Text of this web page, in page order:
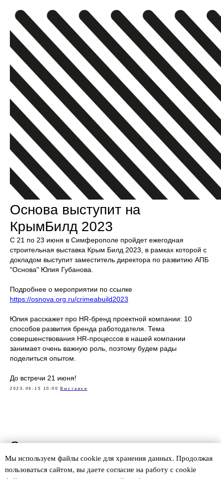
Основа выступит на
КрымБилд 2023
С 21 по 23 июня в Симферополе пройдет ежегодная
строительная выставка Крым Билд 2023, в рамках которой с
докладом выступит заместитель директора по развитию АПБ
"Основа" Юлия Губанова.
Подробнее о мероприятии по ссылке
https://osnova.org.ru/crimeabuild2023
Юлия расскажет про HR-бренд проектной компании: 10
способов развития бренда работодателя. Тема
совершенствования HR-процессов в нашей компании
занимает очень важную роль, поэтому будем рады
поделиться опытом.
До встречи 21 июня!
2023-06-15 10:00 Выставки
Смотрите также
Мы используем файлы сookie для хранения данных. Продолжая
пользоваться сайтом, вы даете согласие на работу с cookie